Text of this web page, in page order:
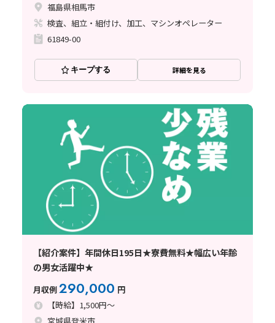
福島県相馬市
検査、組立・組付け、加工、マシンオペレーター
61849-00
キープする 詳細を見る
【紹介案件】年間休日195日★寮費無料★幅広い年齢
の男女活躍中★
月収例290,000 円
【時給】1,500円～